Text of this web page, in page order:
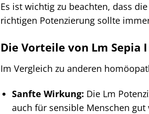
Es ist wichtig zu beachten, dass
richtigen Potenzierung sollte
Die Vorteile von Lm Sepia
Im Vergleich zu anderen
Sanfte Wirkung: Die Lm
auch für sensible Menschen gut